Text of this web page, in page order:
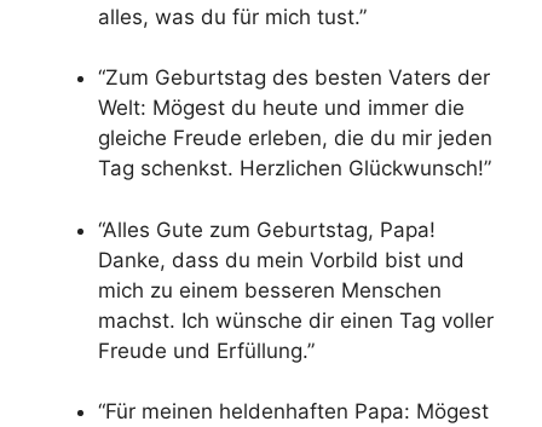
alles, was du für mich tust.”
“Zum Geburtstag des besten Vaters der
Welt: Mögest du heute und immer die
gleiche Freude erleben, die du mir jeden
Tag schenkst. Herzlichen Glückwunsch!”
“Alles Gute zum Geburtstag, Papa!
Danke, dass du mein Vorbild bist und
mich zu einem besseren Menschen
machst. Ich wünsche dir einen Tag voller
Freude und Erfüllung.”
“Für meinen heldenhaften Papa: Mögest